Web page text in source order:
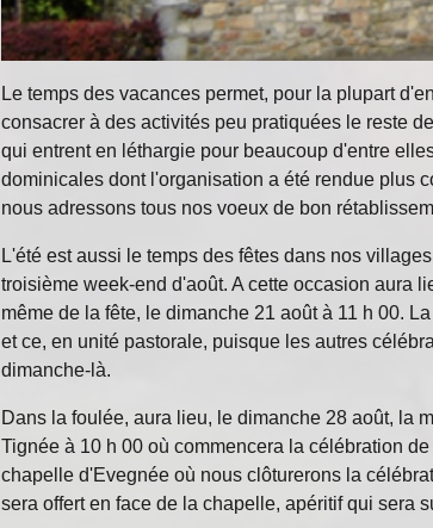
Le temps des vacances permet, pour la plupart
consacrer à des activités peu pratiquées le reste
qui entrent en léthargie pour beaucoup d'entre
dominicales dont l'organisation a été rendue plus
nous adressons tous nos voeux de bon
L'été est aussi le temps des fêtes dans nos
troisième week-end d'août. A cette occasion aura
même de la fête, le dimanche 21 août à 11 h 00.
et ce, en unité pastorale, puisque les autres
dimanche-là.
Dans la foulée, aura lieu, le dimanche 28 août, la
Tignée à 10 h 00 où commencera la célébration
chapelle d'Evegnée où nous clôturerons la
sera offert en face de la chapelle, apéritif qui sera